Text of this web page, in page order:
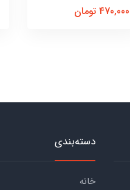
470,000 تومان
دسته‌بندی
خانه